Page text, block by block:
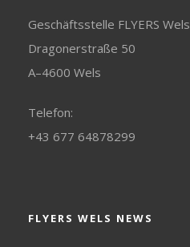
Geschäftsstelle FLYERS Wels
Dragonerstraße 50
A–4600 Wels
Telefon:
+43 677 64878299
FLYERS WELS NEWS